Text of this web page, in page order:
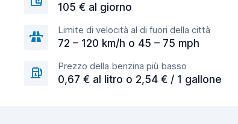
105 € al giorno
Limite di velocità al di fuori della città
72 – 120 km/h o 45 – 75 mph
Prezzo della benzina più basso
0,67 € al litro o 2,54 € / 1 gallone